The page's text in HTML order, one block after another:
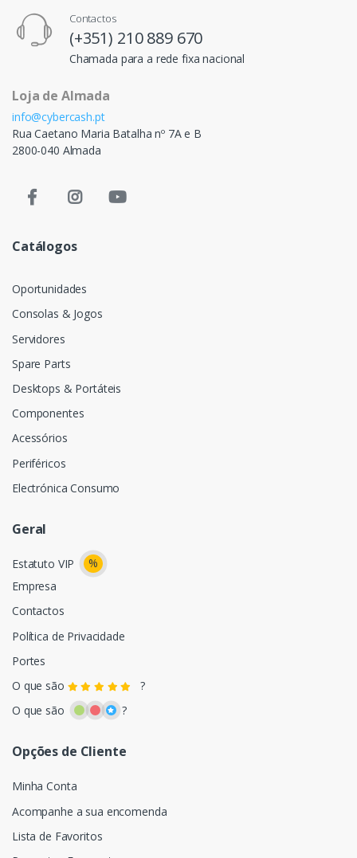
Contactos
(+351) 210 889 670
Chamada para a rede fixa nacional
Loja de Almada
info@cybercash.pt
Rua Caetano Maria Batalha nº 7A e B
2800-040 Almada
Catálogos
Oportunidades
Consolas & Jogos
Servidores
Spare Parts
Desktops & Portáteis
Componentes
Acessórios
Periféricos
Electrónica Consumo
Geral
Estatuto VIP
%
Empresa
Contactos
Política de Privacidade
Portes
O que são
?
O que são
?
Opções de Cliente
Minha Conta
Acompanhe a sua encomenda
Lista de Favoritos